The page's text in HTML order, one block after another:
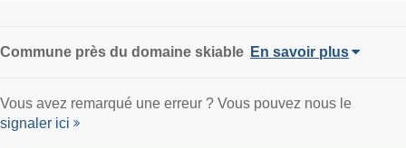
Commune près du domaine skiable En savoir plus
Vous avez remarqué une erreur ? Vous pouvez nous le
signaler ici